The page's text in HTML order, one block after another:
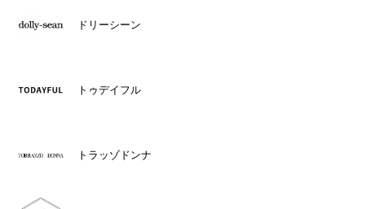
ドリーシーン
トゥデイフル
トラッゾドンナ